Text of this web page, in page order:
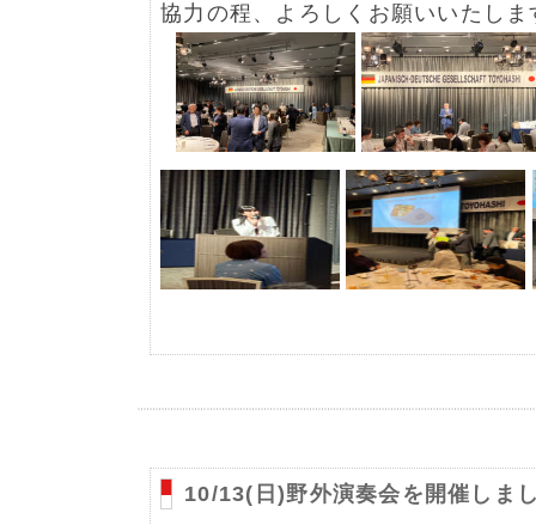
協力の程、よろしくお願いいたしま
10/13(日)野外演奏会を開催しま